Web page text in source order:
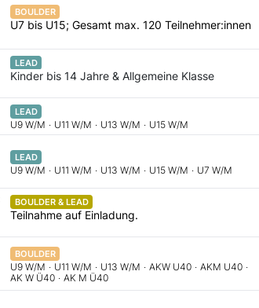
BOULDER
U7 bis U15; Gesamt max. 120 Teilnehmer:innen
LEAD
Kinder bis 14 Jahre & Allgemeine Klasse
LEAD
U9 W/M · U11 W/M · U13 W/M · U15 W/M
LEAD
U9 W/M · U11 W/M · U13 W/M · U15 W/M · U7 W/M
BOULDER & LEAD
Teilnahme auf Einladung.
BOULDER
U9 W/M · U11 W/M · U13 W/M · AKW U40 · AKM U40 ·
AK W Ü40 · AK M Ü40